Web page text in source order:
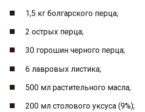
1,5 кг болгарского перца;
2 острых перца;
30 горошин черного перца;
6 лавровых листика;
500 мл растительного масла;
200 мл столового уксуса (9%);